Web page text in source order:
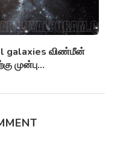
galaxies விண்மீன்
முன்பு...